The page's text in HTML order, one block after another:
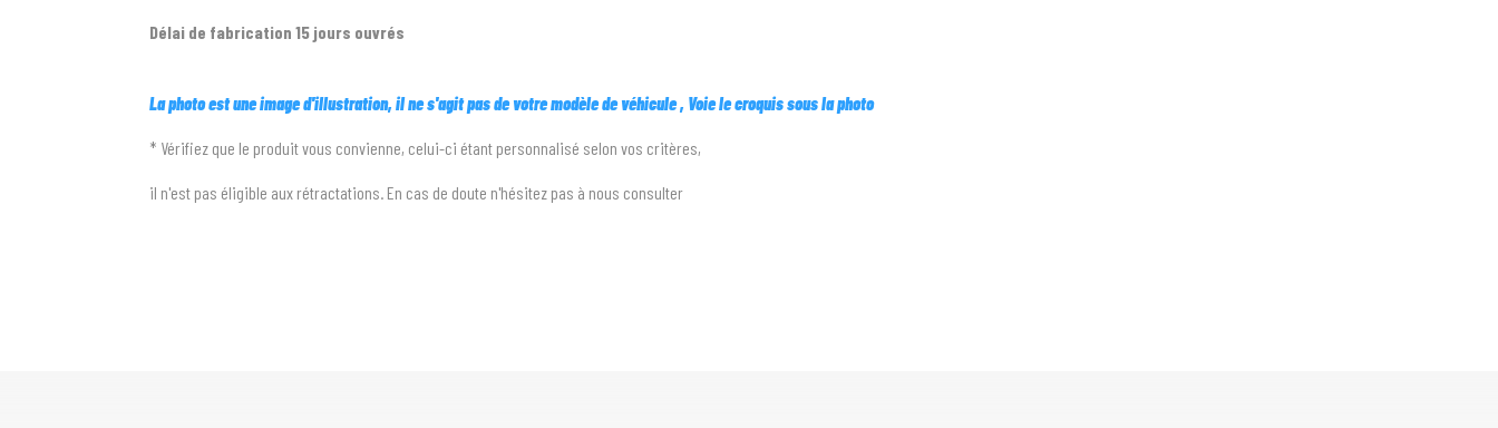
Délai de fabrication 15 jours ouvrés
La photo est une image d'illustration, il ne s'agit pas de votre modèle de véhicule , Voie le croquis sous la photo
* Vérifiez que le produit vous convienne, celui-ci étant personnalisé selon vos critères,
il n'est pas éligible aux rétractations. En cas de doute n'hésitez pas à nous consulter